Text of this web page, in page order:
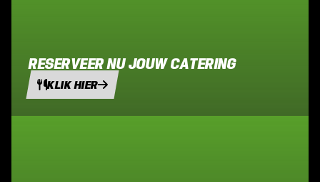
RESERVEER NU JOUW CATERING
KLIK HIER